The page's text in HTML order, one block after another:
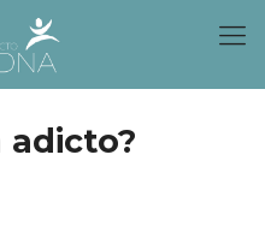
adicto?